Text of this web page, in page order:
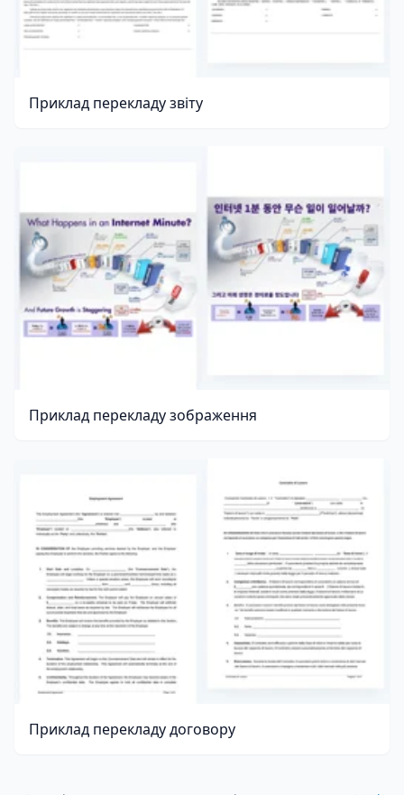
Приклад перекладу звіту
Приклад перекладу зображення
Приклад перекладу договору